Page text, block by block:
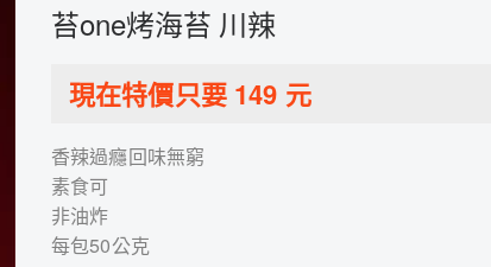
苔one烤海苔 川辣
現在特價只要 149 元
香辣過癮回味無窮
素食可
非油炸
每包50公克